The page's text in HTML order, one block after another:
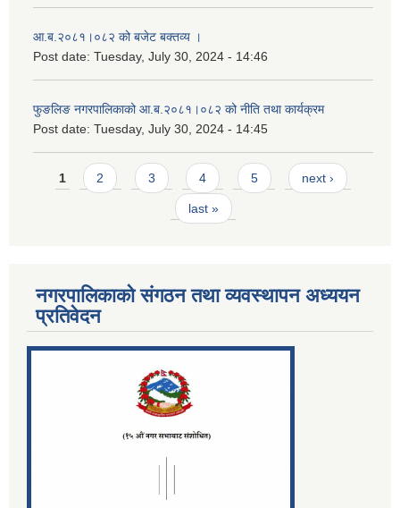
आ.ब.२०८१।०८२ को बजेट बक्तव्य ।
Post date: Tuesday, July 30, 2024 - 14:46
फुङलिङ नगरपालिकाको आ.ब.२०८१।०८२ को नीति तथा कार्यक्रम
Post date: Tuesday, July 30, 2024 - 14:45
Pages
1 2 3 4 5 next ›
last »
नगरपालिकाको संगठन तथा व्यवस्थापन अध्ययन
प्रतिवेदन